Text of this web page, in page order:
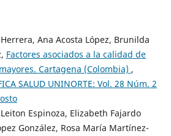
Ana Acosta López, Brunilda
Factores asociados a la calidad de
Cartagena (Colombia) ,
SALUD UNINORTE: Vol. 28 Núm. 2
Espinoza, Elizabeth Fajardo
González, Rosa María Martínez-